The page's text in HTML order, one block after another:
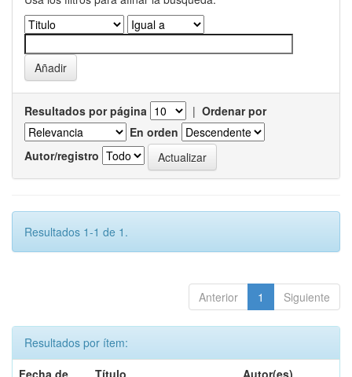
Resultados por página | Ordenar por
En orden
Autor/registro
Resultados 1-1 de 1.
Anterior 1 Siguiente
Resultados por ítem:
Fecha de
Título Autor(es)